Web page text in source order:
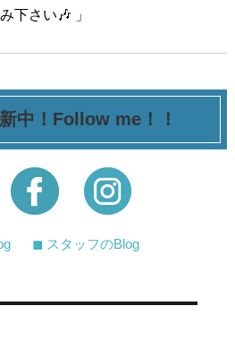
下さい🎶 」
中！Follow me！！
◼︎ スタッフのBlog